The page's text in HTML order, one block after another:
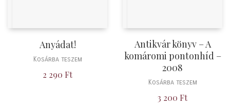
Anyádat!
Kosárba teszem
2 290 Ft
Antikvár könyv – A
komáromi pontonhíd –
2008
Kosárba teszem
3 200 Ft